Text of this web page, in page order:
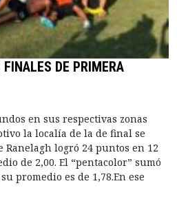
DE PRIMERA
en sus respectivas zonas
la localía de la de final se
Ranelagh logró 24 puntos en 12
de 2,00. El “pentacolor” sumó
promedio es de 1,78.En ese